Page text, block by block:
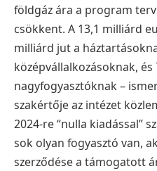
földgáz ára a program
csökkent. A 13,1 milliárd
milliárd jut a
középvállalkozásoknak,
nagyfogyasztóknak –
szakértője az intézet
2024-re “nulla kiadással”
sok olyan fogyasztó van,
szerződése a támogatott